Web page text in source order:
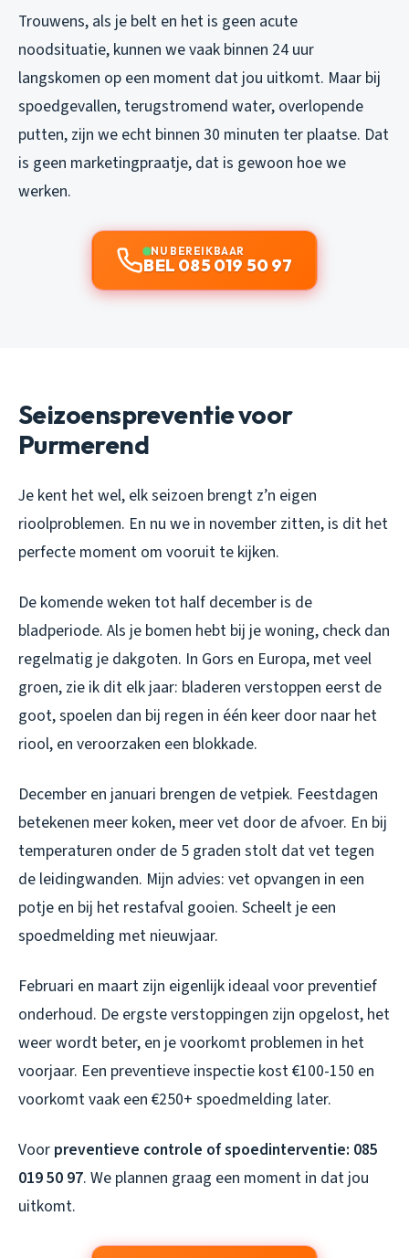
Trouwens, als je belt en het is geen acute
noodsituatie, kunnen we vaak binnen 24 uur
langskomen op een moment dat jou uitkomt. Maar bij
spoedgevallen, terugstromend water, overlopende
putten, zijn we echt binnen 30 minuten ter plaatse. Dat
is geen marketingpraatje, dat is gewoon hoe we
werken.
NU BEREIKBAAR
BEL 085 019 50 97
Seizoenspreventie voor
Purmerend
Je kent het wel, elk seizoen brengt z’n eigen
rioolproblemen. En nu we in november zitten, is dit het
perfecte moment om vooruit te kijken.
De komende weken tot half december is de
bladperiode. Als je bomen hebt bij je woning, check dan
regelmatig je dakgoten. In Gors en Europa, met veel
groen, zie ik dit elk jaar: bladeren verstoppen eerst de
goot, spoelen dan bij regen in één keer door naar het
riool, en veroorzaken een blokkade.
December en januari brengen de vetpiek. Feestdagen
betekenen meer koken, meer vet door de afvoer. En bij
temperaturen onder de 5 graden stolt dat vet tegen
de leidingwanden. Mijn advies: vet opvangen in een
potje en bij het restafval gooien. Scheelt je een
spoedmelding met nieuwjaar.
Februari en maart zijn eigenlijk ideaal voor preventief
onderhoud. De ergste verstoppingen zijn opgelost, het
weer wordt beter, en je voorkomt problemen in het
voorjaar. Een preventieve inspectie kost €100-150 en
voorkomt vaak een €250+ spoedmelding later.
Voor preventieve controle of spoedinterventie: 085
019 50 97. We plannen graag een moment in dat jou
uitkomt.